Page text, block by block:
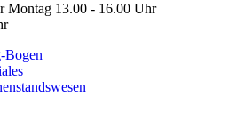
Montag 13.00 - 16.00 Uhr
Bogen